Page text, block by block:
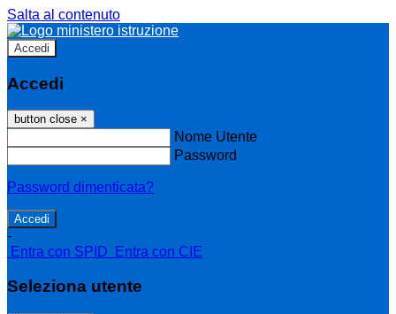
Salta al contenuto
Accedi
Accedi
button close ×
Nome Utente
Password
Password dimenticata?
-
Entra con SPID
Entra con CIE
Seleziona utente